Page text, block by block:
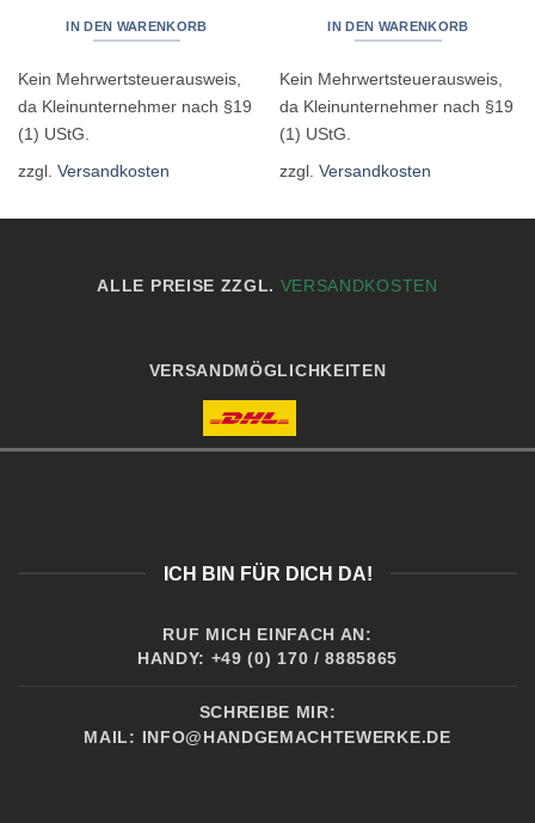
war:
14,00 €
ist:
10,00 €.
IN DEN WARENKORB
Kein Mehrwertsteuerausweis,
da Kleinunternehmer nach §19
(1) UStG.
zzgl. Versandkosten
IN DEN WARENKORB
Kein Mehrwertsteuerausweis,
da Kleinunternehmer nach §19
(1) UStG.
zzgl. Versandkosten
ALLE PREISE ZZGL. VERSANDKOSTEN
VERSANDMÖGLICHKEITEN
ICH BIN FÜR DICH DA!
RUF MICH EINFACH AN:
HANDY: +49 (0) 170 / 8885865
SCHREIBE MIR:
MAIL:
INFO@HANDGEMACHTEWERKE.DE